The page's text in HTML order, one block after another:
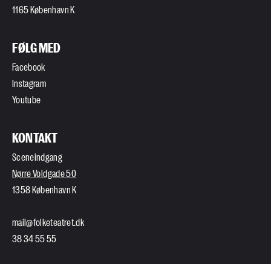
1165 København K
FØLG MED
Facebook
Instagram
Youtube
KONTAKT
Sceneindgang
Nørre Voldgade 50
1358 København K
mail@folketeatret.dk
38 34 55 55